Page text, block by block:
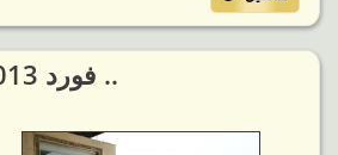
2013 فورد ..